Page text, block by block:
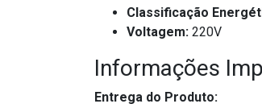
Classificação
Voltagem: 220V
Informações
Entrega do Produto: